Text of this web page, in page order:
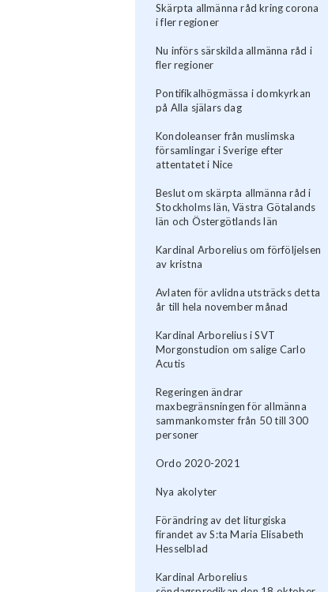
Skärpta allmänna råd kring corona
i fler regioner
Nu införs särskilda allmänna råd i
fler regioner
Pontifikalhögmässa i domkyrkan
på Alla själars dag
Kondoleanser från muslimska
församlingar i Sverige efter
attentatet i Nice
Beslut om skärpta allmänna råd i
Stockholms län, Västra Götalands
län och Östergötlands län
Kardinal Arborelius om förföljelsen
av kristna
Avlaten för avlidna utsträcks detta
år till hela november månad
Kardinal Arborelius i SVT
Morgonstudion om salige Carlo
Acutis
Regeringen ändrar
maxbegränsningen för allmänna
sammankomster från 50 till 300
personer
Ordo 2020-2021
Nya akolyter
Förändring av det liturgiska
firandet av S:ta Maria Elisabeth
Hesselblad
Kardinal Arborelius